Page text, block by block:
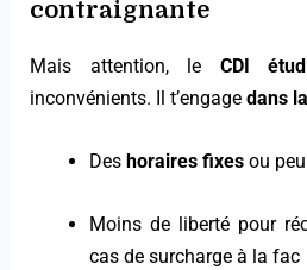
contraignante
Mais attention, le CDI
inconvénients. Il t’engagedans
Des horaires fixesou
Moins de liberté pour
cas de surcharge à la fac